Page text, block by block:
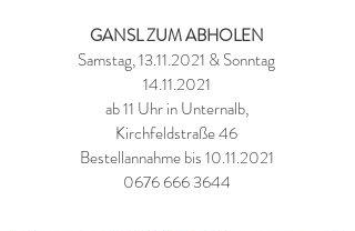
GANSL ZUM ABHOLEN
Samstag, 13.11.2021 & Sonntag
14.11.2021
ab 11 Uhr in Unternalb,
Kirchfeldstraße 46
Bestellannahme bis10.11.2021
0676 666 3644